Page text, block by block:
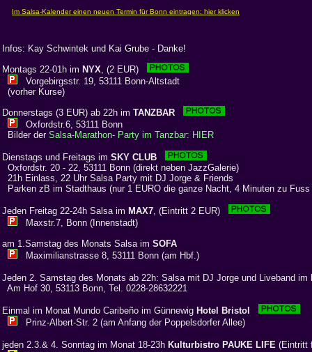
Infos: Kay Schwintek und Kai Grube - Danke!
Montags 22-01h im NYX, (2 EUR)
Vorgebirgsstr. 19, 53111 Bonn-Altstadt
(vorher Kurse)
Donnerstags (3 EUR) ab 22h im TANZBAR
Oxfordstr.6, 53111 Bonn
Bilder der Salsa-Marathon- Party im Tanzbar: HIER
Dienstags und Freitags im SKY CLUB
Oxfordstr. 20 - 22, 53111 Bonn (direkt neben JazzGalerie)
21h Einlass, 22 Uhr Salsa Party mit DJ Jorge & Friends
Parken zB im Stadthaus (nur 1 EURO die ganze Nacht, 4 Minuten zu Fuss
Jeden Freitag 22-24h Salsa im MAX7, (Eintritt 2 EUR)
Maxstr.7, Bonn (Innenstadt)
am 1.Samstag des Monats Salsa im SOFA
Maximilianstrasse 8, 53111 Bonn (am Hbf.)
Jeden 2. Samstag des Monats ab 22h: Salsa mit DJ Jorge und Liveband im
Am Hof 30, 53113 Bonn, Tel. 0228-28632221
Einmal im Monat Mundo Caribeño im Günnewig Hotel Bristol
Prinz-Albert-Str. 2 (am Anfang der Poppelsdorfer Allee)
jeden 2.3.& 4. Sonntag im Monat 18-23h Kulturbistro PAUKE LIFE